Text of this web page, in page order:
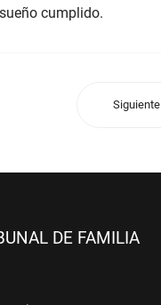
cumplido.
Siguiente
DE FAMILIA